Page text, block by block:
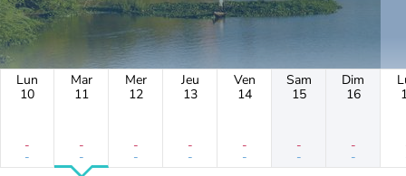
Lun
10
-
-
Mar
11
-
-
Mer
12
-
-
Jeu
13
-
-
Ven
14
-
-
Sam
15
-
-
Dim
16
-
-